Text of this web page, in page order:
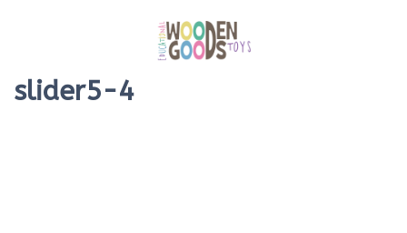
slider5-4